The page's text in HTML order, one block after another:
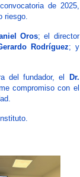
de 2025,
riesgo.
Oros; el director
Rodríguez; y
del fundador, el
Dr.
compromiso con el